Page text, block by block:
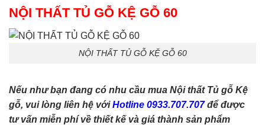
bếp,tủ bếp đẹp ,tủ gỗ
tivi
NỘI THẤT TỦ GỖ KỆ GỖ 60
NỘI THẤT TỦ GỖ KỆ GỖ 60
Nếu như bạn đang có nhu cầu mua Nội thất Tủ gỗ Kệ
gỗ, vui lòng liên hệ vớiHotline 0933.707.707để được
tư vấn miễn phí về thiết kế và giá thành sản phẩm